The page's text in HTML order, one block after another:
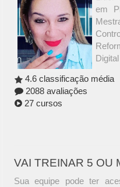
em
4.6 classificação média
2088 avaliações
27 cursos
VAI TREINAR 5 OU
Sua equipe pode ter